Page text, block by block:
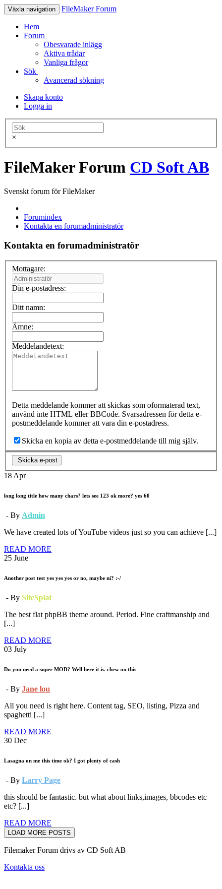
Växla navigation FileMaker Forum
Hem
Forum
Obesvarade inlägg
Aktiva trådar
Vanliga frågor
Sök
Avancerad sökning
Skapa konto
Logga in
×
FileMaker Forum CD Soft AB
Svenskt forum för FileMaker
Forumindex
Kontakta en forumadministratör
Kontakta en forumadministratör
Mottagare:
Din e-postadress:
Ditt namn:
Ämne:
Meddelandetext:
Detta meddelande kommer att skickas som oformaterad text,
använd inte HTML eller BBCode. Svarsadressen för detta e-
postmeddelande kommer att vara din e-postadress.
Skicka en kopia av detta e-postmeddelande till mig själv.
Skicka e-post
18 Apr
long long title how many chars? lets see 123 ok more? yes 60
- By Admin
We have created lots of YouTube videos just so you can achieve [...]
READ MORE
25 June
Another post test yes yes yes or no, maybe ni? :-/
- By SiteSplat
The best flat phpBB theme around. Period. Fine craftmanship and
[...]
READ MORE
03 July
Do you need a super MOD? Well here it is. chew on this
- By Jane lou
All you need is right here. Content tag, SEO, listing, Pizza and
spaghetti [...]
READ MORE
30 Dec
Lasagna on me this time ok? I got plenty of cash
- By Larry Page
this should be fantastic. but what about links,images, bbcodes etc
etc? [...]
READ MORE
LOAD MORE POSTS
Filemaker Forum drivs av CD Soft AB
Kontakta oss